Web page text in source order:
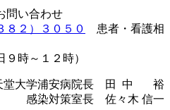
問い合わせ
８２）３０５０
患者・看護相
９時～１２時）
堂大学浦安病院長 田 中 裕
感染対策室長 佐々木 信一